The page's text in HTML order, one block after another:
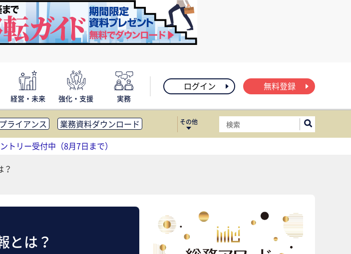
経営・未来 強化・支援 実務
ログイン 無料登録
ライアンス
業務資料ダウンロード
ニケーション活性化
FM・オフィス移転
ソーシング・BPO
調査・レポート
その他
トリー受付中（8月7日まで）
とは？